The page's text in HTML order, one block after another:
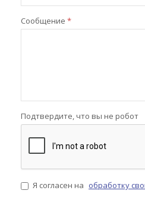
Сообщение *
Подтвердите, что вы не робот
Я согласен на обработку